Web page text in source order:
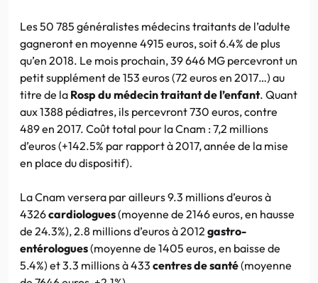
Les 50 785 généralistes médecins traitants de l’adulte
gagneront en moyenne 4915 euros, soit 6.4% de plus
qu’en 2018. Le mois prochain, 39 646 MG percevront un
petit supplément de 153 euros (72 euros en 2017…) au
titre de la Rosp du médecin traitant de l’enfant. Quant
aux 1388 pédiatres, ils percevront 730 euros, contre
489 en 2017. Coût total pour la Cnam : 7,2 millions
d’euros (+142.5% par rapport à 2017, année de la mise
en place du dispositif).
La Cnam versera par ailleurs 9.3 millions d’euros à
4326cardiologues(moyenne de 2146 euros, en hausse
de 24.3%), 2.8 millions d’euros à 2012 gastro-
entérologues(moyenne de 1405 euros, en baisse de
5.4%) et 3.3 millions à 433 centres de santé(moyenne